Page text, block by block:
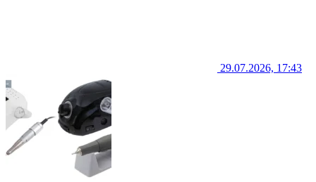
29.07.2026, 17:43